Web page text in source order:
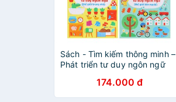
Sách - Tìm kiếm thông minh –
Phát triển tư duy ngôn ngữ
174.000 đ